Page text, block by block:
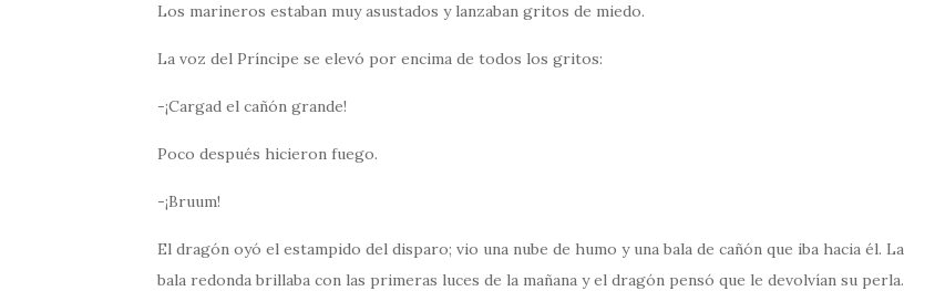
Los marineros estaban muy asustados y lanzaban gritos de miedo.
La voz del Príncipe se elevó por encima de todos los gritos:
-¡Cargad el cañón grande!
Poco después hicieron fuego.
-¡Bruum!
El dragón oyó el estampido del disparo; vio una nube de humo y una bala de cañón que iba hacia él. La
bala redonda brillaba con las primeras luces de la mañana y el dragón pensó que le devolvían su perla.